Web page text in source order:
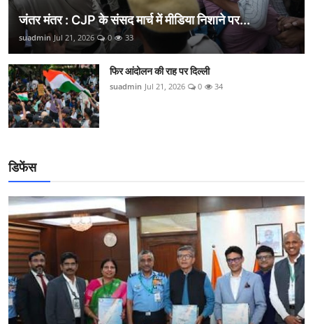
जंतर मंतर : CJP के संसद मार्च में मीडिया निशाने पर...
suadmin Jul 21, 2026 0 33
फिर आंदोलन की राह पर दिल्ली
suadmin Jul 21, 2026 0 34
डिफेंस